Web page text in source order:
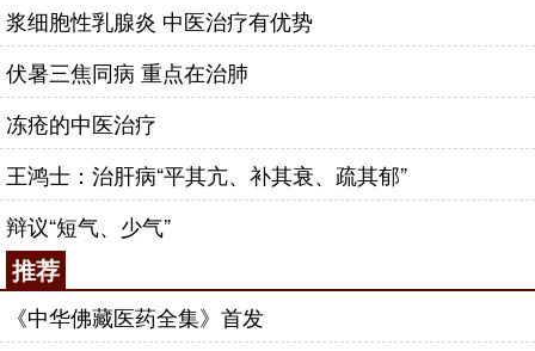
浆细胞性乳腺炎 中医治疗有优势
伏暑三焦同病 重点在治肺
冻疮的中医治疗
王鸿士：治肝病“平其亢、补其衰、疏其郁”
辩议“短气、少气”
推荐
《中华佛藏医药全集》首发